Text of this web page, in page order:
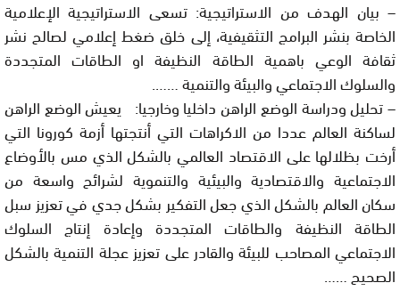
– بيان الهدف من الاستراتيجية: تسعى الاستراتيجية الإعلامية
الخاصة بنشر البرامج التثقيفية، إلى خلق ضغط إعلامي لصالح نشر
ثقافة الوعي باهمية الطاقة النظيفة او الطاقات المتجددة
والسلوك الاجتماعي والبيئة والتنمية …….
– تحليل ودراسة الوضع الراهن داخليا وخارجيا: يعيش الوضع الراهن
لساكنة العالم عددا من الاكراهات التي أنتجتها أزمة كورونا التي
أرخت بظلالها على الاقتصاد العالمي بالشكل الذي مس بالأوضاع
الاجتماعية والاقتصادية والبيئية والتنموية لشرائح واسعة من
سكان العالم بالشكل الذي جعل التفكير بشكل جدي في تعزيز سبل
الطاقة النظيفة والطاقات المتجددة وإعادة إنتاج السلوك
الاجتماعي المصاحب للبيئة والقادر على تعزيز عجلة التنمية بالشكل
الصحيح ……